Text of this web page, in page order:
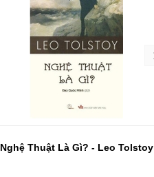
Nghệ Thuật Là Gì? - Leo Tolstoy